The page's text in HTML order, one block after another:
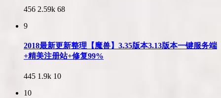
456 2.59k 68
9
2018最新更新整理【魔兽】3.35版本3.13版本一键服务端
+精美注册站+修复99%
445 1.9k 10
10